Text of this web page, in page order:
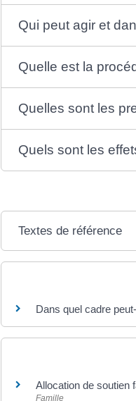
Qui peut agir et
Quelle est la
Quelles sont les
Quels sont les
Textes de référence
Dans quel cadre
Allocation de soutien
Famille